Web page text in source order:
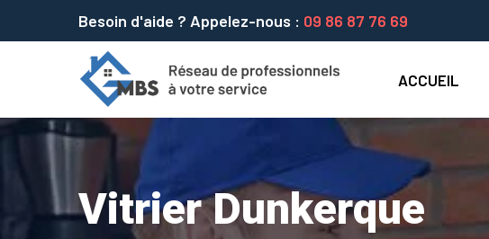
Besoin d'aide ? Appelez-nous : 09 86 87 76 69
ACCUEIL
Vitrier Dunkerque